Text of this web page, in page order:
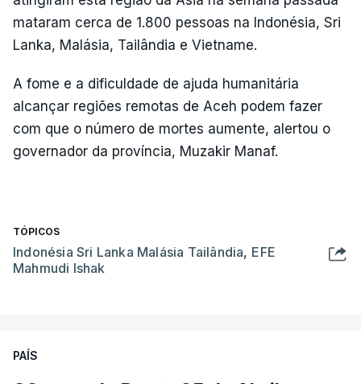
mataram cerca de 1.800 pessoas na Indonésia, Sri
Lanka, Malásia, Tailândia e Vietname.
A fome e a dificuldade de ajuda humanitária
alcançar regiões remotas de Aceh podem fazer
com que o número de mortes aumente, alertou o
governador da província, Muzakir Manaf.
TÓPICOS
Indonésia Sri Lanka Malásia Tailândia, EFE
Mahmudi Ishak
PAÍS